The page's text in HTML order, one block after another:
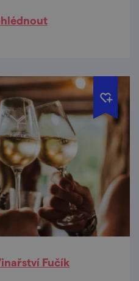
Fučík